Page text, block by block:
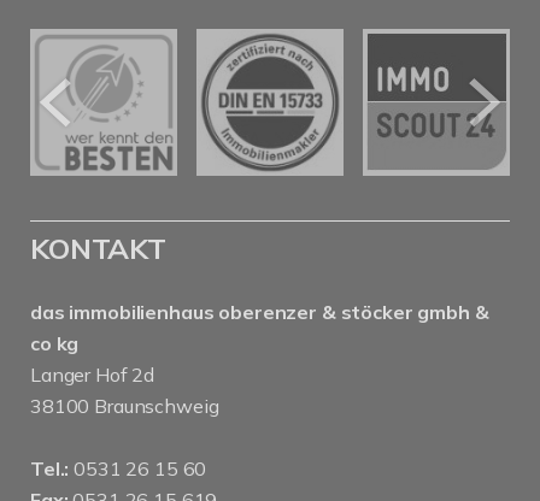
KONTAKT
das immobilienhaus oberenzer & stöcker gmbh &
co kg
Langer Hof 2d
38100 Braunschweig
Tel.: 0531 26 15 60